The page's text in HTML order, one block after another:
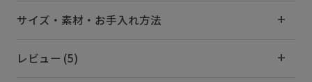
サイズ・素材・お手入れ方法
レビュー (5)